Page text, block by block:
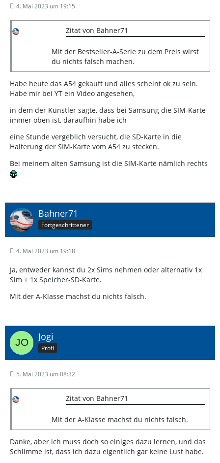
4. Mai 2023 um 19:15
Zitat von Bahner71
Mit der Bestseller-A-Serie zu dem Preis wirst
du nichts falsch machen.
Habe heute das A54 gekauft und alles scheint ok zu sein.
Habe mir bei YT ein Video angesehen,
in dem der Künstler sagte, dass bei Samsung die SIM-Karte
immer oben ist, daraufhin habe ich
eine Stunde vergeblich versucht, die SD-Karte in die
Halterung der SIM-Karte vom A54 zu stecken.
Bei meinem alten Samsung ist die SIM-Karte nämlich rechts
Bahner71
Fortgeschrittener
4. Mai 2023 um 19:18
Ja, entweder kannst du 2x Sims nehmen oder alternativ 1x
Sim + 1x Speicher-SD-Karte.
Mit der A-Klasse machst du nichts falsch.
Jogi
Profi
5. Mai 2023 um 08:32
Zitat von Bahner71
Mit der A-Klasse machst du nichts falsch.
Danke, aber ich muss doch so einiges dazu lernen, und das
Schlimme ist, dass ich dazu eigentlich gar keine Lust habe.